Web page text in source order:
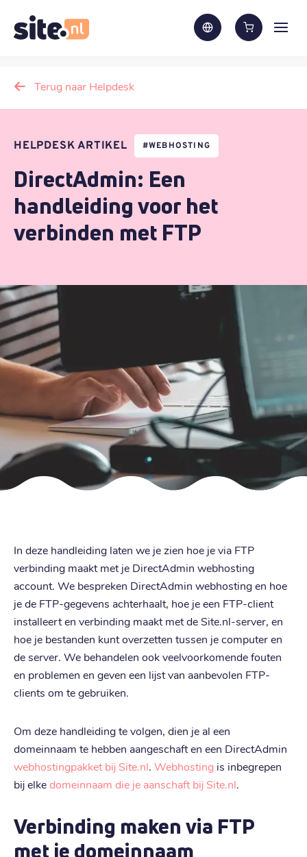
Terug naar Helpdesk
HELPDESK ARTIKEL #WEBHOSTING
DirectAdmin: Een
handleiding voor het
verbinden met FTP
In deze handleiding laten we je zien hoe je via FTP
verbinding maakt met je DirectAdmin webhosting
account. We bespreken DirectAdmin webhosting en hoe
je de FTP-gegevens achterhaalt, hoe je een FTP-client
installeert en verbinding maakt met de Site.nl-server, en
hoe je bestanden kunt overzetten tussen je computer en
de server. We behandelen ook veelvoorkomende fouten
en problemen en geven een lijst van aanbevolen FTP-
clients om te gebruiken.
Om deze handleiding te volgen, dien je al een
domeinnaam te hebben aangeschaft en een DirectAdmin
webhostingpakket bij Site.nl. Webhosting is inbegrepen
bij elkedomeinnaam die je aanschaft bij Site.nl.
Verbinding maken via FTP
met je domeinnaam